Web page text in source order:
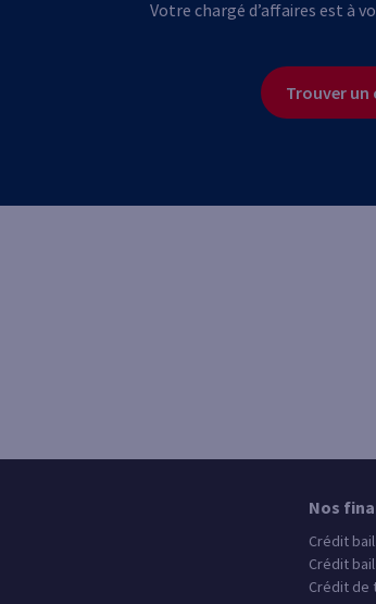
Votre chargé d’affaires est à
Trouver un
Nos
Crédit
Crédit
Crédit de